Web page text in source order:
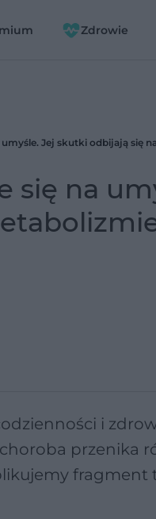
Zdrowie
Jej skutki odbijają się
się na
i
przenika
fragment